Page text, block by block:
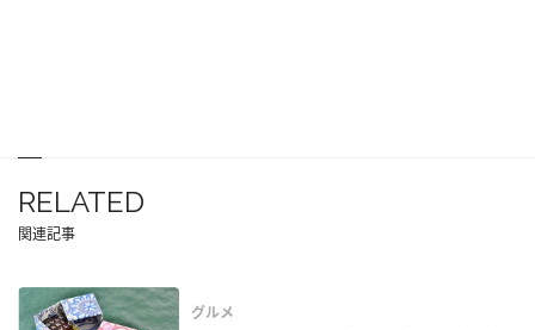
RELATED
関連記事
グルメ